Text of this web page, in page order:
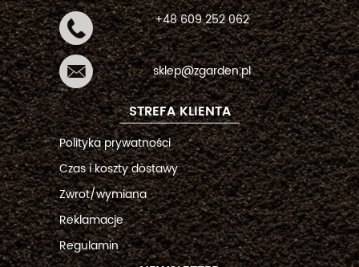
+48 609 252 062
sklep@zgarden.pl
STREFA KLIENTA
Polityka prywatności
Czas i koszty dostawy
Zwrot/wymiana
Reklamacje
Regulamin